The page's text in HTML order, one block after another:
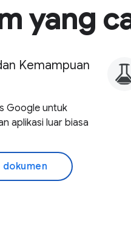
yang
Kemampuan
Google untuk
aplikasi luar biasa
dokumen